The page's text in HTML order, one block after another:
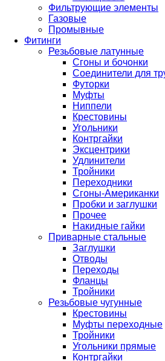
Фильтрующие элементы
Газовые
Промывные
Фитинги
Резьбовые латунные
Сгоны и бочонки
Соединители для
Футорки
Муфты
Ниппели
Крестовины
Угольники
Контргайки
Эксцентрики
Удлинители
Тройники
Переходники
Сгоны-Американки
Пробки и заглушки
Прочее
Накидные гайки
Приварные стальные
Заглушки
Отводы
Переходы
Фланцы
Тройники
Резьбовые чугунные
Крестовины
Муфты переходные
Тройники
Угольники прямые
Контргайки